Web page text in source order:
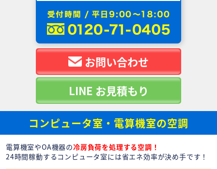
お問い合わせ
LINE お見積もり
コンピュータ室・電算機室の空調
電算機室やOA機器の冷房負荷を処理する空調！
24時間稼動するコンピュータ室には省エネ効率が決め手です！